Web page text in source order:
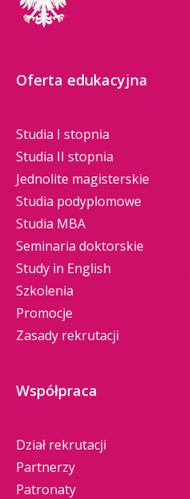
Oferta edukacyjna
Studia I stopnia
Studia II stopnia
Jednolite magisterskie
Studia podyplomowe
Studia MBA
Seminaria doktorskie
Study in English
Szkolenia
Promocje
Zasady rekrutacji
Współpraca
Dział rekrutacji
Partnerzy
Patronaty